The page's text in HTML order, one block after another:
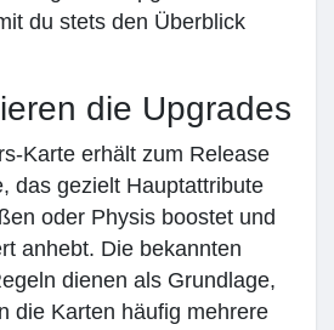
du stets den Überblick
die Upgrades
Karte erhält zum Release
das gezielt Hauptattribute
oder Physis boostet und
anhebt. Die bekannten
dienen als Grundlage,
die Karten häufig mehrere